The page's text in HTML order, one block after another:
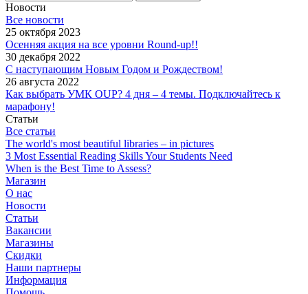
Новости
Все новости
25 октября 2023
Осенняя акция на все уровни Round-up!!
30 декабря 2022
С наступающим Новым Годом и Рождеством!
26 августа 2022
Как выбрать УМК OUP? 4 дня – 4 темы. Подключайтесь к
марафону!
Статьи
Все статьи
The world's most beautiful libraries – in pictures
3 Most Essential Reading Skills Your Students Need
When is the Best Time to Assess?
Магазин
О нас
Новости
Статьи
Вакансии
Магазины
Скидки
Наши партнеры
Информация